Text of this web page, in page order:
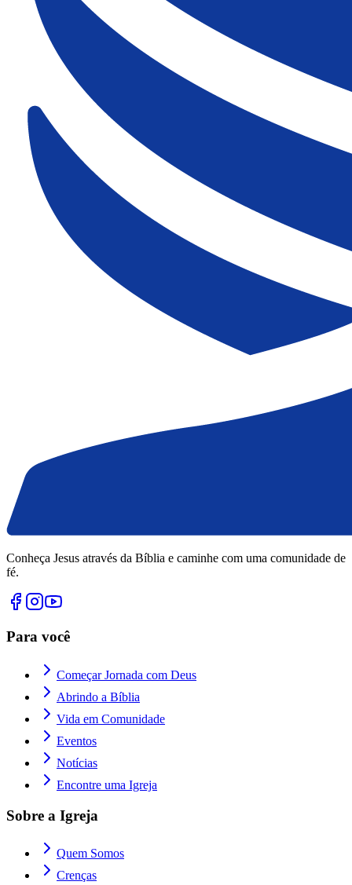
Conheça Jesus através da Bíblia e caminhe com uma comunidade de
fé.
Para você
Começar Jornada com Deus
Abrindo a Bíblia
Vida em Comunidade
Eventos
Notícias
Encontre uma Igreja
Sobre a Igreja
Quem Somos
Crenças